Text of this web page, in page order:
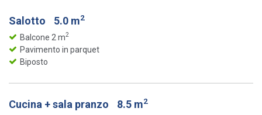
Salotto 5.0 m2
Balcone 2 m2
Pavimento in parquet
Biposto
Cucina + sala pranzo 8.5 m2